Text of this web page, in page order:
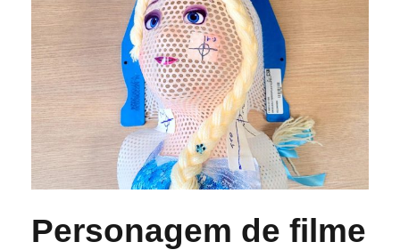
Personagem de filme